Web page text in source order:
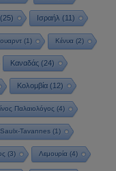
Ισραήλ (11)
(1) Κένυα(2)
Καναδάς(24)
Κολομβία (12)
Παλαιολόγος (4)
Tavannes(1)
(3) Λεμουρία (4)